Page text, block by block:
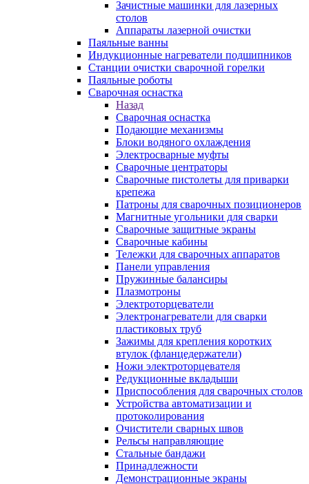
Зачистные машинки для лазерных
столов
Аппараты лазерной очистки
Паяльные ванны
Индукционные нагреватели подшипников
Станции очистки сварочной горелки
Паяльные роботы
Сварочная оснастка
Назад
Сварочная оснастка
Подающие механизмы
Блоки водяного охлаждения
Электросварные муфты
Сварочные центраторы
Сварочные пистолеты для приварки
крепежа
Патроны для сварочных позиционеров
Магнитные угольники для сварки
Сварочные защитные экраны
Сварочные кабины
Тележки для сварочных аппаратов
Панели управления
Пружинные балансиры
Плазмотроны
Электроторцеватели
Электронагреватели для сварки
пластиковых труб
Зажимы для крепления коротких
втулок (фланцедержатели)
Ножи электроторцевателя
Редукционные вкладыши
Приспособления для сварочных столов
Устройства автоматизации и
протоколирования
Очистители сварных швов
Рельсы направляющие
Стальные бандажи
Принадлежности
Демонстрационные экраны